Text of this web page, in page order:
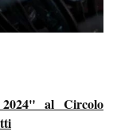
2024" al Circolo